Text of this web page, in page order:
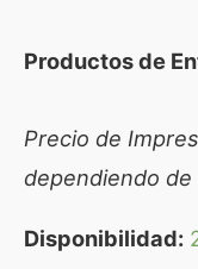
Productos de
Precio de
dependiendo de
Disponibilidad: